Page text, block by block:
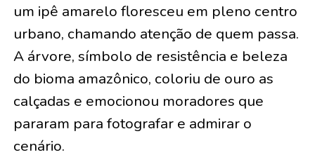
um ipê amarelo floresceu em pleno centro
urbano, chamando atenção de quem passa.
A árvore, símbolo de resistência e beleza
do bioma amazônico, coloriu de ouro as
calçadas e emocionou moradores que
pararam para fotografar e admirar o
cenário.